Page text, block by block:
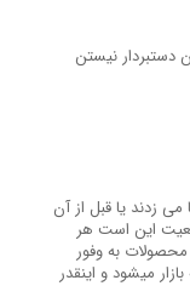
دستبردار نیستن
می زدند یا قبل از آن
این است هر
به وفور
میشود و اینقدر